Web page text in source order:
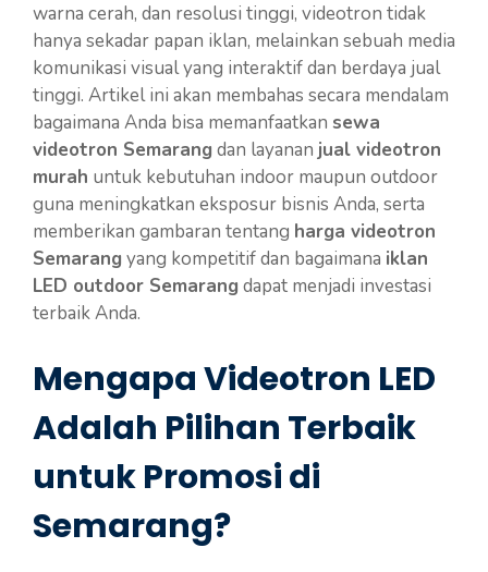
warna cerah, dan resolusi tinggi, videotron tidak
hanya sekadar papan iklan, melainkan sebuah media
komunikasi visual yang interaktif dan berdaya jual
tinggi. Artikel ini akan membahas secara mendalam
bagaimana Anda bisa memanfaatkan sewa
videotron Semarang dan layanan jual videotron
murah untuk kebutuhan indoor maupun outdoor
guna meningkatkan eksposur bisnis Anda, serta
memberikan gambaran tentang harga videotron
Semarang yang kompetitif dan bagaimana iklan
LED outdoor Semarang dapat menjadi investasi
terbaik Anda.
Mengapa Videotron LED
Adalah Pilihan Terbaik
untuk Promosi di
Semarang?